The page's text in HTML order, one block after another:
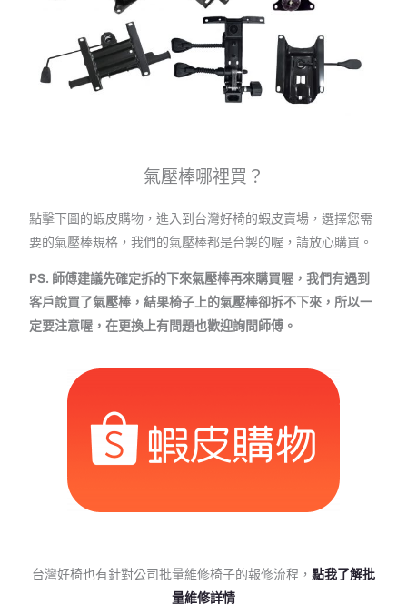
氣壓棒哪裡買？
點擊下圖的蝦皮購物，進入到台灣好椅的蝦皮賣場，選擇您需
要的氣壓棒規格，我們的氣壓棒都是台製的喔，請放心購買。
PS. 師傅建議先確定拆的下來氣壓棒再來購買喔，我們有遇到
客戶說買了氣壓棒，結果椅子上的氣壓棒卻拆不下來，所以一
定要注意喔，在更換上有問題也歡迎詢問師傅。
台灣好椅也有針對公司批量維修椅子的報修流程， 點我了解批
量維修詳情